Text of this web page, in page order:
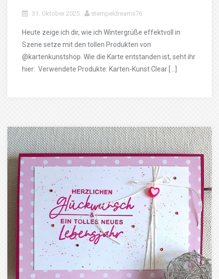
31. Oktober 2025 stempeldreams76
Heute zeige ich dir, wie ich Wintergrüße effektvoll in
Szene setze mit den tollen Produkten von
@kartenkunstshop. Wie die Karte entstanden ist, seht ihr
hier: Verwendete Produkte: Karten-Kunst Clear […]